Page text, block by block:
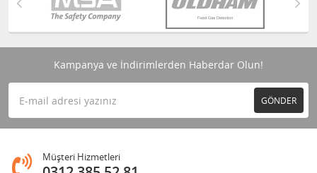
Kampanya ve İndirimlerden Haberdar Olun!
GÖNDER
Müşteri Hizmetleri